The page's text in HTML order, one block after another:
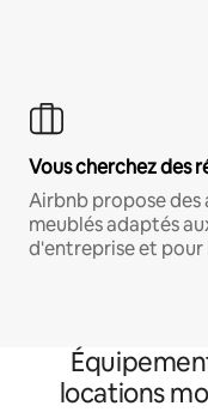
Vous cherchez des
Airbnb propose
meublés adaptés
d'entreprise et
locations